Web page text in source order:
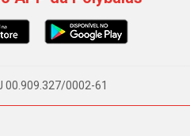
00.909.327/0002-61